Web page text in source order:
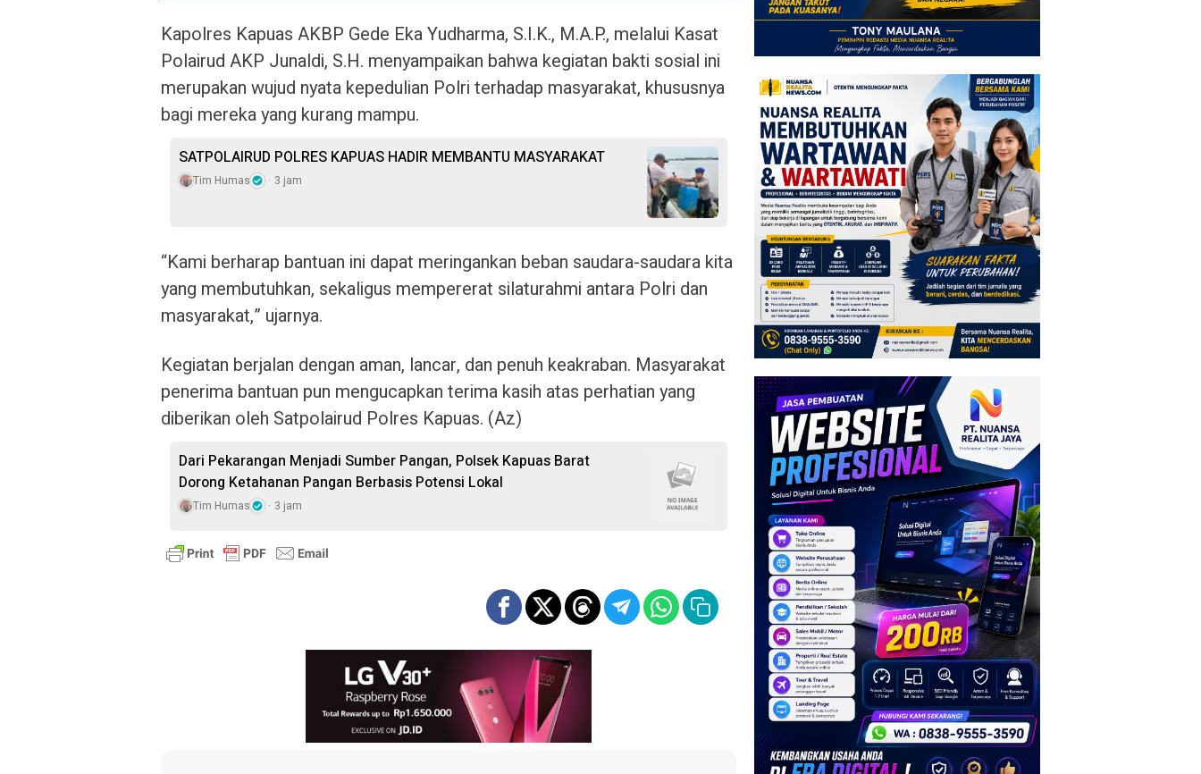
Kapolres Kapuas AKBP Gede Eka Yudharma, S.I.K., M.A.P., melalui Kasat
Polairud AKP Junaldi, S.H. menyampaikan bahwa kegiatan bakti sosial ini
merupakan wujud nyata kepedulian Polri terhadap masyarakat, khususnya
bagi mereka yang kurang mampu.
SATPOLAIRUD POLRES KAPUAS HADIR MEMBANTU MASYARAKAT
Tim Humas 3 jam
“Kami berharap bantuan ini dapat meringankan beban saudara-saudara kita
yang membutuhkan, sekaligus mempererat silaturahmi antara Polri dan
masyarakat,” ujarnya.
Kegiatan berjalan dengan aman, lancar, dan penuh keakraban. Masyarakat
penerima bantuan pun mengucapkan terima kasih atas perhatian yang
diberikan oleh Satpolairud Polres Kapuas. (Az)
Dari Pekarangan Menjadi Sumber Pangan, Polsek Kapuas Barat
Dorong Ketahanan Pangan Berbasis Potensi Lokal
Tim Humas 3 jam